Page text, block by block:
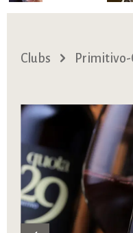
Clubs Primitivo-
Bildergalerie